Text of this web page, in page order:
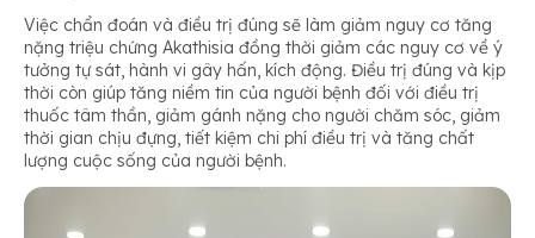
Việc chẩn đoán và điều trị đúng sẽ làm giảm nguy cơ tăng
nặng triệu chứng Akathisia đồng thời giảm các nguy cơ về ý
tưởng tự sát, hành vi gây hấn, kích động. Điều trị đúng và kịp
thời còn giúp tăng niềm tin của người bệnh đối với điều trị
thuốc tâm thần, giảm gánh nặng cho người chăm sóc, giảm
thời gian chịu đựng, tiết kiệm chi phí điều trị và tăng chất
lượng cuộc sống của người bệnh.